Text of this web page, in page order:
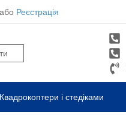
або Реєстрація
Квадрокоптери і стедіками